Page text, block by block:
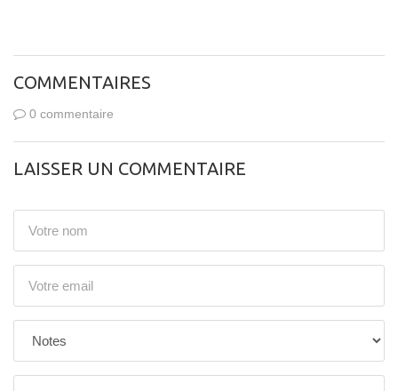
COMMENTAIRES
0 commentaire
LAISSER UN COMMENTAIRE